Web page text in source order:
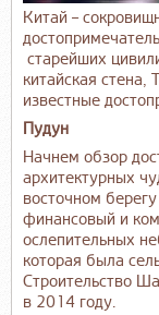
Китай –
старейших
китайская стена,
известные
Пудун
Начнем обзор
архитектурных
восточном
финансовый и
ослепительных
которая была
Строительство
в 2014 году.